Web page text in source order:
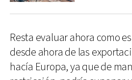
Resta evaluar ahora como
desde ahora de las
hacía Europa, ya que de